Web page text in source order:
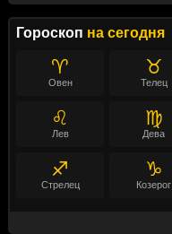
Гороскоп на сегодня
♈
Овен
♉
Телец
♌
Лев
♍
Дева
♐
Стрелец
♑
Козерог